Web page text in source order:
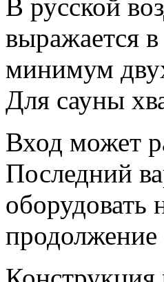
В русской
выражается
минимум
Для сауны
Вход может
Последний
оборудовать
продолжение